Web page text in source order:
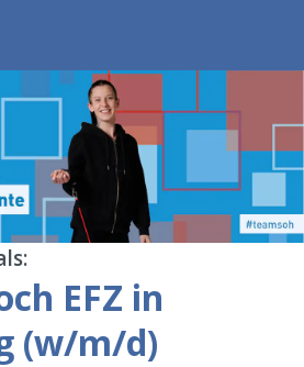
EFZ in
(w/m/d)